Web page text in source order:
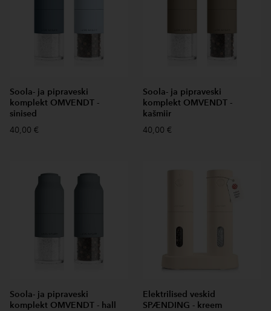
Soola- ja pipraveski
komplekt OMVENDT -
sinised
40,00 €
Soola- ja pipraveski
komplekt OMVENDT -
kašmiir
40,00 €
Soola- ja pipraveski
komplekt OMVENDT - hall
Elektrilised veskid
SPÆNDING - kreem